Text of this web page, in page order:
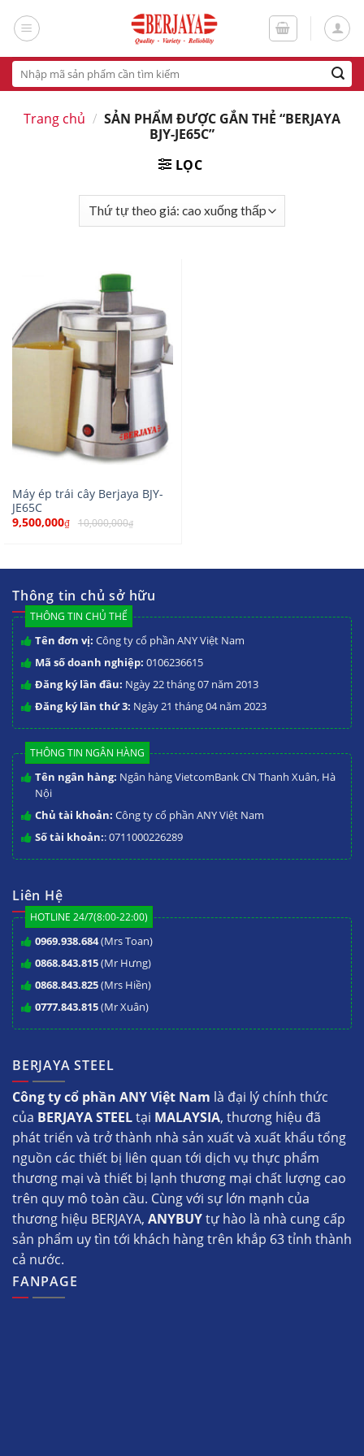
Tìm
kiếm:
Trang chủ / SẢN PHẨM ĐƯỢC GẮN THẺ “BERJAYA
BJY-JE65C”
LỌC
Máy ép trái cây Berjaya BJY-
JE65C
9,500,000₫ 10,000,000₫
Thông tin chủ sở hữu
THÔNG TIN CHỦ THỂ
Tên đơn vị: Công ty cổ phần ANY Việt Nam
Mã số doanh nghiệp: 0106236615
Đăng ký lần đầu: Ngày 22 tháng 07 năm 2013
Đăng ký lần thứ 3: Ngày 21 tháng 04 năm 2023
THÔNG TIN NGÂN HÀNG
Tên ngân hàng: Ngân hàng VietcomBank CN Thanh Xuân, Hà
Nội
Chủ tài khoản: Công ty cổ phần ANY Việt Nam
Số tài khoản:: 0711000226289
Liên Hệ
HOTLINE 24/7(8:00-22:00)
0969.938.684(Mrs Toan)
0868.843.815(Mr Hưng)
0868.843.825(Mrs Hiền)
0777.843.815(Mr Xuân)
BERJAYA STEEL
Công ty cổ phần ANY Việt Nam là đại lý chính thức
của BERJAYA STEELtại MALAYSIA, thương hiệu đã
phát triển và trở thành nhà sản xuất và xuất khẩu tổng
nguồn các thiết bị liên quan tới dịch vụ thực phẩm
thương mại và thiết bị lạnh thương mại chất lượng cao
trên quy mô toàn cầu. Cùng với sự lớn mạnh của
thương hiệu BERJAYA, ANYBUYtự hào là nhà cung cấp
sản phẩm uy tìn tới khách hàng trên khắp 63 tỉnh thành
cả nước.
FANPAGE